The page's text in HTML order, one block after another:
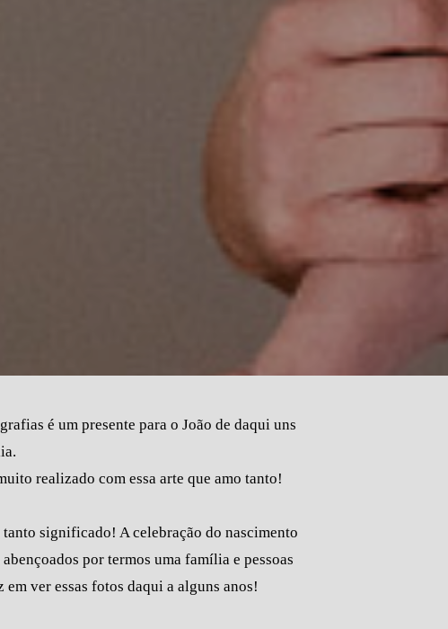
é um presente para o João de daqui uns
realizado com essa arte que amo tanto!
significado! A celebração do nascimento
por termos uma família e pessoas
ver essas fotos daqui a alguns anos!